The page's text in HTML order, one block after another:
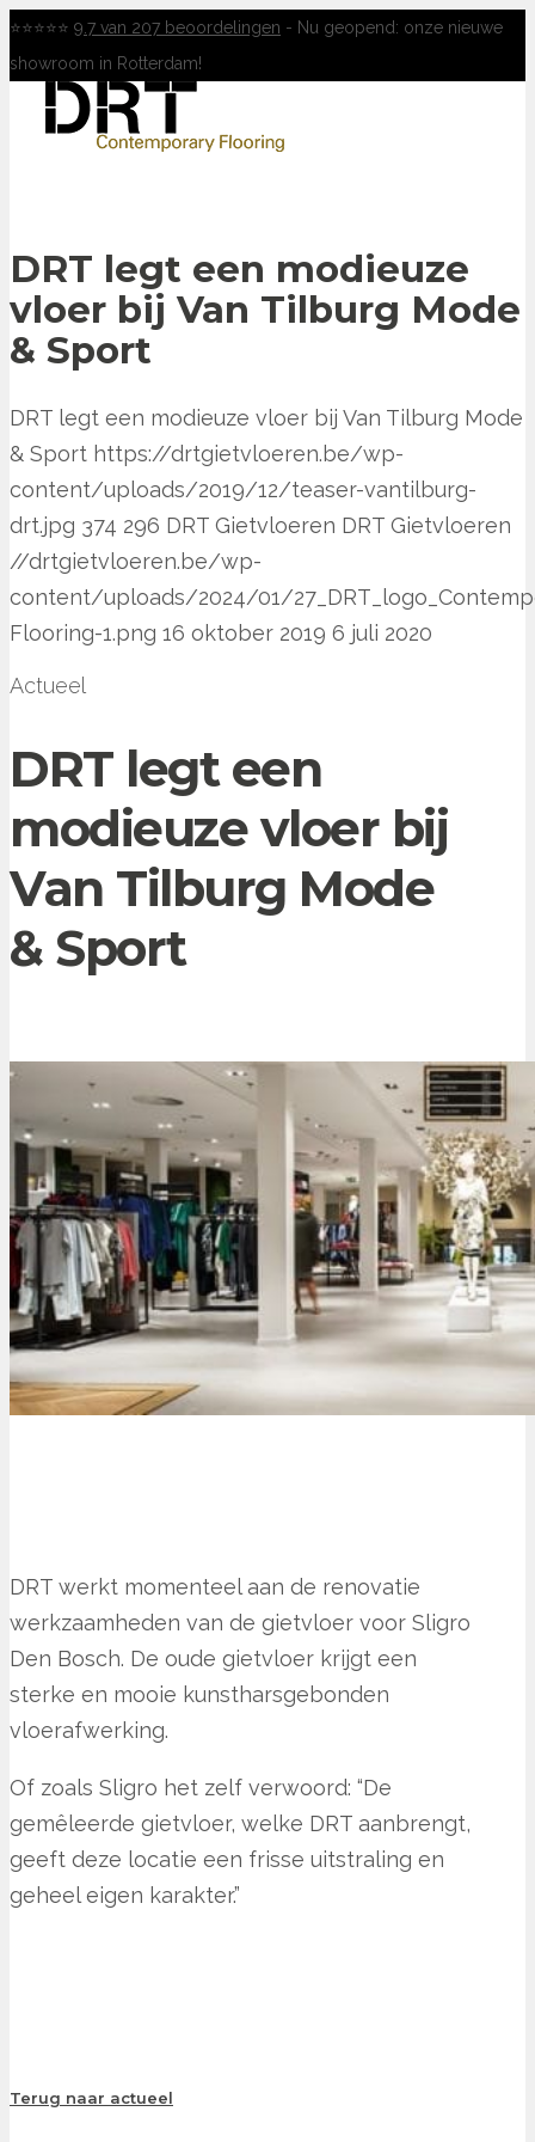
⭐⭐⭐⭐⭐ 9.7 van 207 beoordelingen - Nu geopend: onze nieuwe
showroom in Rotterdam!
DRT legt een modieuze
vloer bij Van Tilburg Mode
& Sport
DRT legt een modieuze vloer bij Van Tilburg Mode
& Sport https://drtgietvloeren.be/wp-
content/uploads/2019/12/teaser-vantilburg-
drt.jpg 374 296 DRT Gietvloeren DRT Gietvloeren
//drtgietvloeren.be/wp-
content/uploads/2024/01/
Flooring-1.png 16 oktober 2019 6 juli 2020
Actueel
DRT legt een
modieuze vloer bij
Van Tilburg Mode
& Sport
DRT werkt momenteel aan de renovatie
werkzaamheden van de gietvloer voor Sligro
Den Bosch. De oude gietvloer krijgt een
sterke en mooie kunstharsgebonden
vloerafwerking.
Of zoals Sligro het zelf verwoord: “De
gemêleerde gietvloer, welke DRT aanbrengt,
geeft deze locatie een frisse uitstraling en
geheel eigen karakter.”
Terug naar actueel